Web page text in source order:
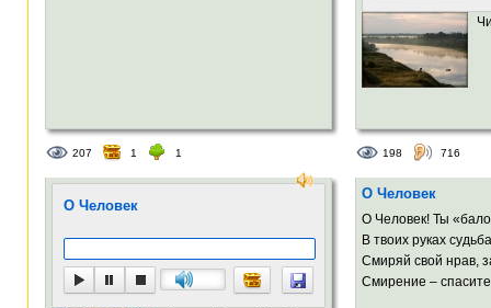
207 1 1 198 716
О Человек
О Человек
О Человек! Ты
В твоих руках
Смиряй свой нрав,
Смирение –